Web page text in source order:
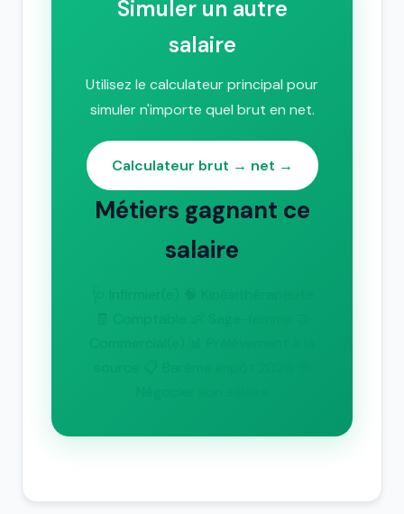
Simuler un autre
salaire
Utilisez le calculateur principal pour
simuler n'importe quel brut en net.
Calculateur brut → net →
Métiers gagnant ce
salaire